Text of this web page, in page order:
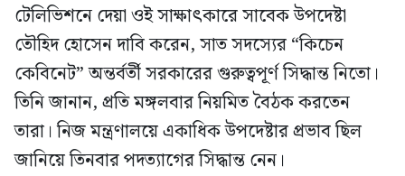
টেলিভিশনে দেয়া ওই সাক্ষাৎকারে সাবেক উপদেষ্টা
তৌহিদ হোসেন দাবি করেন, সাত সদস্যের “কিচেন
কেবিনেট” অন্তর্বর্তী সরকারের গুরুত্বপূর্ণ সিদ্ধান্ত নিতো।
তিনি জানান, প্রতি মঙ্গলবার নিয়মিত বৈঠক করতেন
তারা। নিজ মন্ত্রণালয়ে একাধিক উপদেষ্টার প্রভাব ছিল
জানিয়ে তিনবার পদত্যাগের সিদ্ধান্ত নেন।